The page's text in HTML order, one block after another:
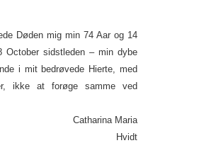
Døden mig min 74 Aar og 14
October sidstleden – min dybe
i mit bedrøvede Hierte, med
ikke at forøge samme ved
Catharina Maria
Hvidt